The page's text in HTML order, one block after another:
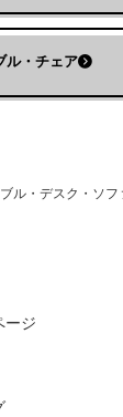
ル・チェア
ル・デスク・ソフ
ージ